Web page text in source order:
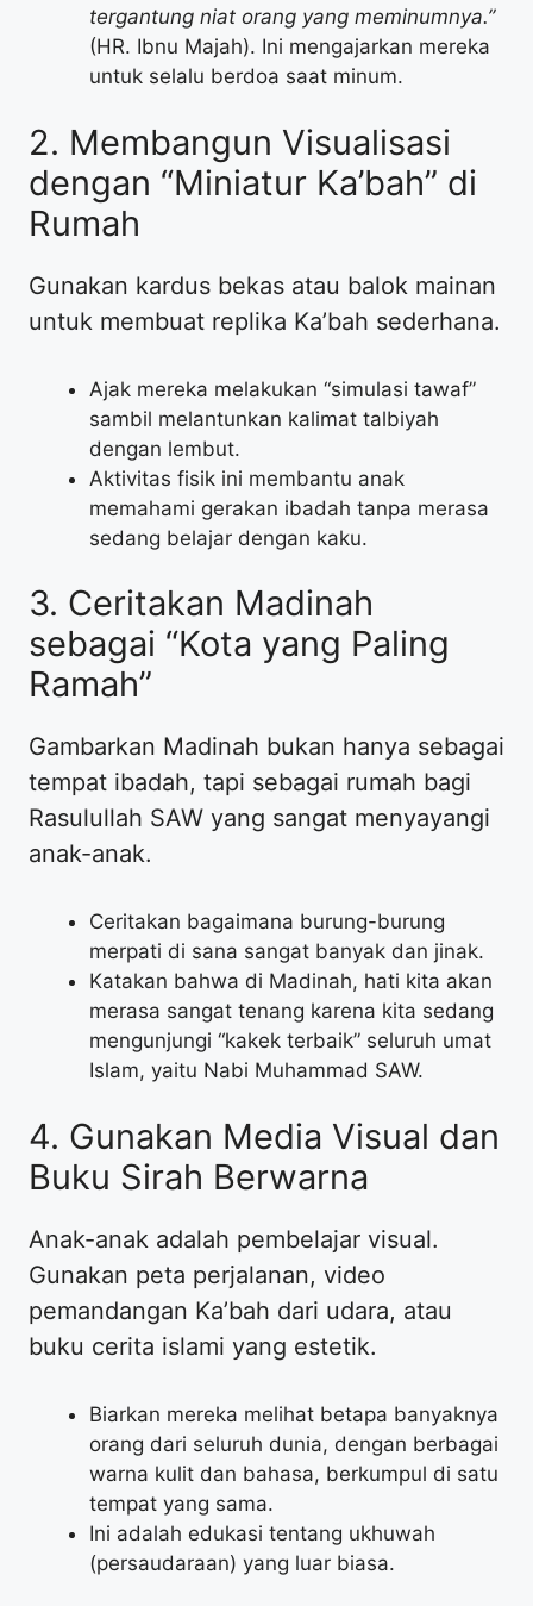
tergantung niat orang yang meminumnya.”
(HR. Ibnu Majah). Ini mengajarkan mereka
untuk selalu berdoa saat minum.
​2. Membangun Visualisasi
dengan “Miniatur Ka’bah” di
Rumah
​Gunakan kardus bekas atau balok mainan
untuk membuat replika Ka’bah sederhana.
​Ajak mereka melakukan “simulasi tawaf”
sambil melantunkan kalimat talbiyah
dengan lembut.
​Aktivitas fisik ini membantu anak
memahami gerakan ibadah tanpa merasa
sedang belajar dengan kaku.
​3. Ceritakan Madinah
sebagai “Kota yang Paling
Ramah”
​Gambarkan Madinah bukan hanya sebagai
tempat ibadah, tapi sebagai rumah bagi
Rasulullah SAW yang sangat menyayangi
anak-anak.
​Ceritakan bagaimana burung-burung
merpati di sana sangat banyak dan jinak.
​Katakan bahwa di Madinah, hati kita akan
merasa sangat tenang karena kita sedang
mengunjungi “kakek terbaik” seluruh umat
Islam, yaitu Nabi Muhammad SAW.
​4. Gunakan Media Visual dan
Buku Sirah Berwarna
​Anak-anak adalah pembelajar visual.
Gunakan peta perjalanan, video
pemandangan Ka’bah dari udara, atau
buku cerita islami yang estetik.
​Biarkan mereka melihat betapa banyaknya
orang dari seluruh dunia, dengan berbagai
warna kulit dan bahasa, berkumpul di satu
tempat yang sama.
​Ini adalah edukasi tentang ukhuwah
(persaudaraan) yang luar biasa.